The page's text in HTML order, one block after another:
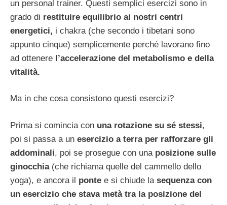
un personal trainer. Questi semplici esercizi sono in
grado di restituire equilibrio ai nostri centri
energetici, i chakra (che secondo i tibetani sono
appunto cinque) semplicemente perché lavorano fino
ad ottenere l’accelerazione del metabolismo e della
vitalità.
Ma in che cosa consistono questi esercizi?
Prima si comincia con una rotazione su sé stessi,
poi si passa a un esercizio a terra per rafforzare gli
addominali, poi se prosegue con una posizione sulle
ginocchia(che richiama quelle del cammello dello
yoga), e ancora il ponte e si chiude la sequenza con
un esercizio che stava metà tra la posizione del